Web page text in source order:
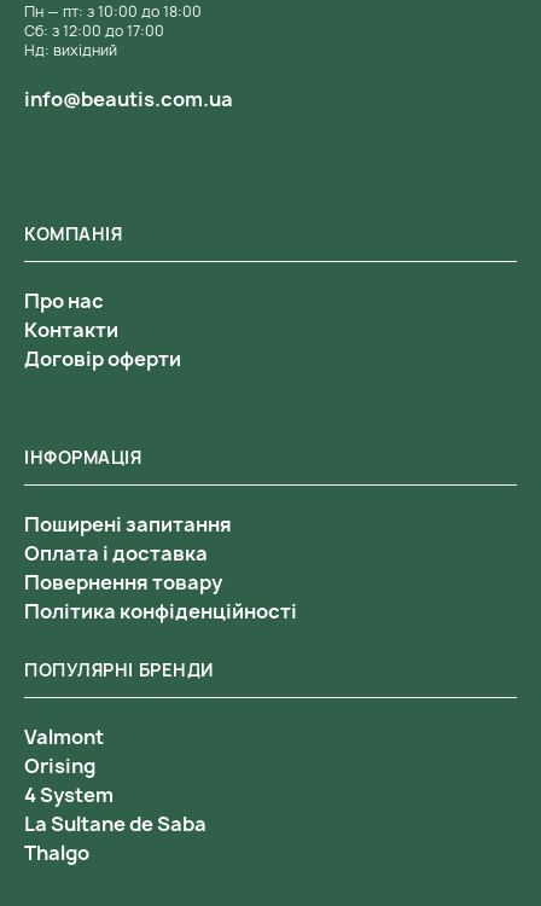
ІНФОРМАЦІЯ
Поширені запитання
Оплата і доставка
Повернення товару
Політика конфіденційності
КОМПАНІЯ
Про нас
Контакти
Договір оферти
ПОПУЛЯРНІ БРЕНДИ
Valmont
Orising
4 System
La Sultane de Saba
Thalgo
Пн — пт: з 10:00 до 18:00
Сб: з 12:00 до 17:00
Нд: вихідний
info@beautis.com.ua